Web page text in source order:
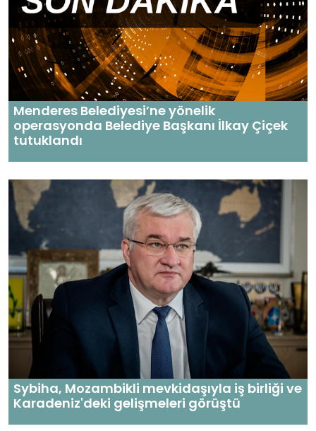
Menderes Belediyesi’ne yönelik
operasyonda Belediye Başkanı İlkay Çiçek
tutuklandı
Sybiha, Mozambikli mevkidaşıyla iş birliği ve
Karadeniz'deki gelişmeleri görüştü